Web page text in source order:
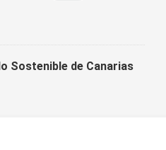
Sostenible de Canarias